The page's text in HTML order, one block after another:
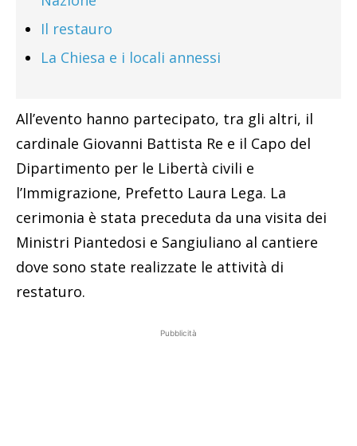
Il restauro
La Chiesa e i locali annessi
All’evento hanno partecipato, tra gli altri, il
cardinale Giovanni Battista Re e il Capo del
Dipartimento per le Libertà civili e
l’Immigrazione, Prefetto Laura Lega. La
cerimonia è stata preceduta da una visita dei
Ministri Piantedosi e Sangiuliano al cantiere
dove sono state realizzate le attività di
restaturo.
Pubblicità